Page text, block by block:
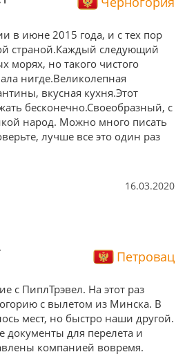
в июне 2015 года, и с тех пор
страной.Каждый следующий
морях, но такого чистого
нигде.Великолепная
вкусная кухня.Этот
бесконечно.Своеобразный, с
народ. Можно много писать
лучше все это один раз
16.03.2020
Петровац
с ПиплТрэвел. На этот раз
с вылетом из Минска. В
мест, но быстро наши другой.
документы для перелета и
компанией вовремя.